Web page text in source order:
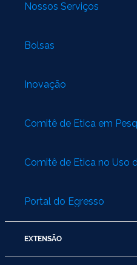
Nossos Serviços
Bolsas
Inovação
Comitê de Ética em
Comitê de Ética no Uso
Portal do Egresso
EXTENSÃO